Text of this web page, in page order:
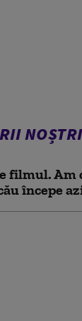
NOȘTRI
filmul. Am
începe